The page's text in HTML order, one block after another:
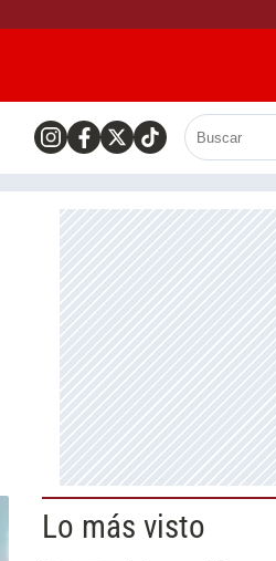
Lo más visto